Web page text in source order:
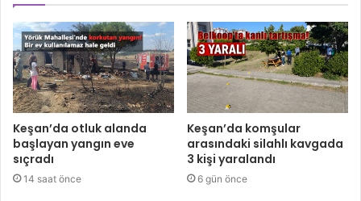
Keşan’da otluk alanda
başlayan yangın eve
sıçradı
14 saat önce
Keşan’da komşular
arasındaki silahlı kavgada
3 kişi yaralandı
6 gün önce